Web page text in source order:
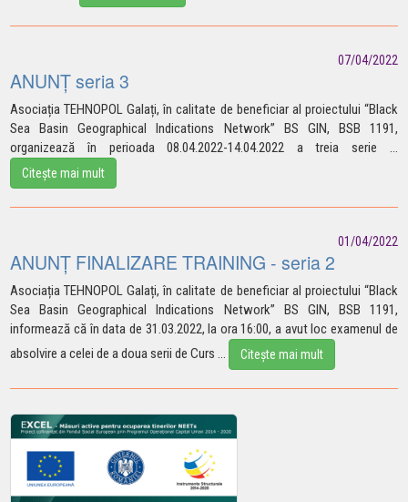
07/04/2022
ANUNȚ seria 3
Asociația TEHNOPOL Galați, în calitate de beneficiar al proiectului “Black
Sea Basin Geographical Indications Network” BS GIN, BSB 1191,
organizează în perioada 08.04.2022-14.04.2022 a treiaserie ...
Citește mai mult
01/04/2022
ANUNȚ FINALIZARE TRAINING - seria 2
Asociația TEHNOPOL Galați, în calitate de beneficiar al proiectului “Black
Sea Basin Geographical Indications Network” BS GIN, BSB 1191,
informează că în data de 31.03.2022, la ora 16:00, a avut loc examenul de
absolvire a celei de a doua serii deCurs ... Citește mai mult